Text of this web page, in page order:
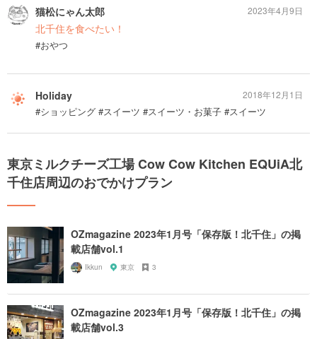
猫松にゃん太郎
北千住を食べたい！
#おやつ
2023年4月9日
Holiday
#ショッピング #スイーツ #スイーツ・お菓子 #スイーツ
2018年12月1日
東京ミルクチーズ工場 Cow Cow Kitchen EQUiA北
千住店周辺のおでかけプラン
OZmagazine 2023年1月号「保存版！北千住」の掲
載店舗vol.1
Ikkun 東京 3
OZmagazine 2023年1月号「保存版！北千住」の掲
載店舗vol.3